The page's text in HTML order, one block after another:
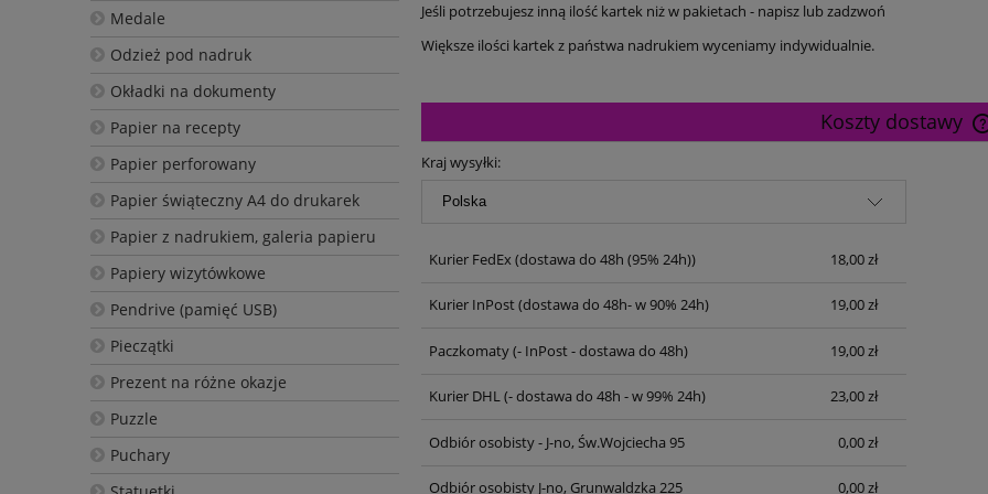
Medale
Odzież pod nadruk
Okładki na dokumenty
Papier na recepty
Papier perforowany
Papier świąteczny A4 do drukarek
Papier z nadrukiem, galeria papieru
Papiery wizytówkowe
Pendrive (pamięć USB)
Pieczątki
Prezent na różne okazje
Puzzle
Puchary
Jeśli potrzebujesz inną ilość kartek niż w pakietach - napisz lub zadzwoń
Większe ilości kartek z państwa nadrukiem wyceniamy indywidualnie.
Koszty dostawy
Kraj wysyłki:
Kurier FedEx(dostawa do 48h (95% 24h)) 18,00 zł
Kurier InPost(dostawa do 48h- w 90% 24h) 19,00 zł
Paczkomaty(- InPost - dostawa do 48h) 19,00 zł
Kurier DHL(- dostawa do 48h - w 99% 24h) 23,00 zł
Odbiór osobisty - J-no, Św.Wojciecha 95 0,00 zł
Odbiór osobisty J-no, Grunwaldzka 225 0,00 zł